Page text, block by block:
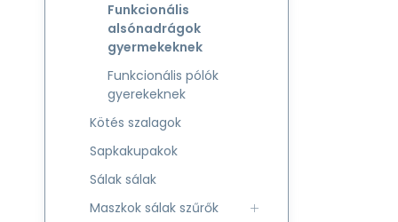
Funkcionális
alsónadrágok
gyermekeknek
Funkcionális pólók
gyerekeknek
Kötés szalagok
Sapkakupakok
Sálak sálak
Maszkok sálak szűrők